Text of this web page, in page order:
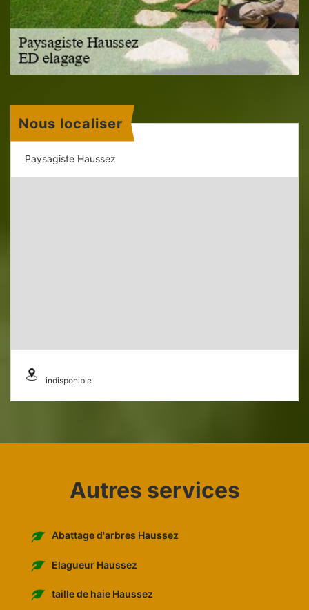
Nous localiser
Paysagiste Haussez
indisponible
Autres services
Abattage d'arbres Haussez
Elagueur Haussez
taille de haie Haussez